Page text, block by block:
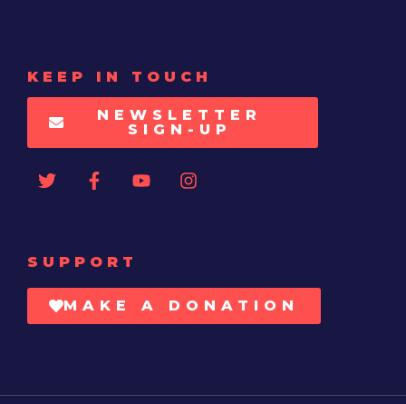
KEEP IN TOUCH
NEWSLETTER
SIGN-UP
SUPPORT
MAKE A DONATION